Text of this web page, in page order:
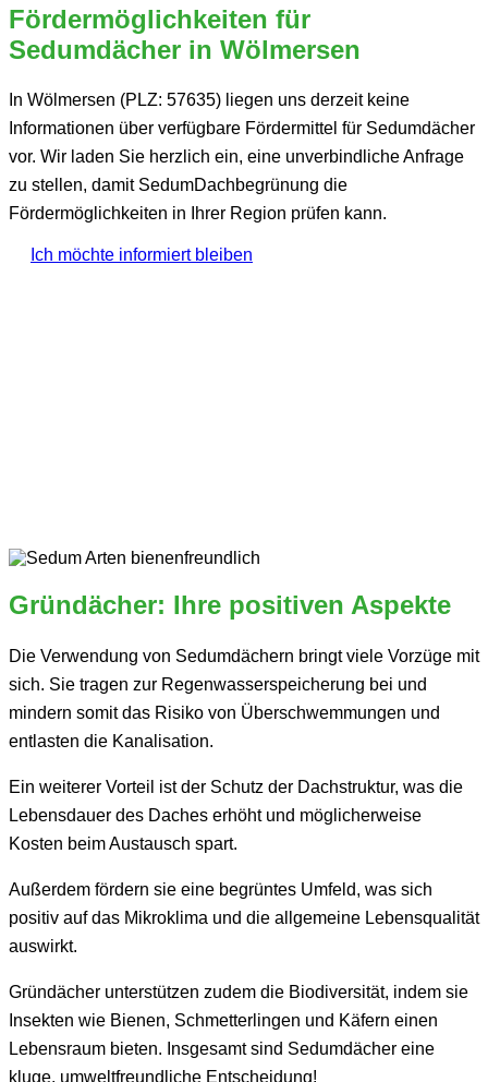
Fördermöglichkeiten für
Sedumdächer in Wölmersen
In Wölmersen (PLZ: 57635) liegen uns derzeit keine
Informationen über verfügbare Fördermittel für Sedumdächer
vor. Wir laden Sie herzlich ein, eine unverbindliche Anfrage
zu stellen, damit SedumDachbegrünung die
Fördermöglichkeiten in Ihrer Region prüfen kann.
Ich möchte informiert bleiben
Gründächer: Ihre positiven Aspekte
Die Verwendung von Sedumdächern bringt viele Vorzüge mit
sich. Sie tragen zur Regenwasserspeicherung bei und
mindern somit das Risiko von Überschwemmungen und
entlasten die Kanalisation.
Ein weiterer Vorteil ist der Schutz der Dachstruktur, was die
Lebensdauer des Daches erhöht und möglicherweise
Kosten beim Austausch spart.
Außerdem fördern sie eine begrüntes Umfeld, was sich
positiv auf das Mikroklima und die allgemeine Lebensqualität
auswirkt.
Gründächer unterstützen zudem die Biodiversität, indem sie
Insekten wie Bienen, Schmetterlingen und Käfern einen
Lebensraum bieten. Insgesamt sind Sedumdächer eine
kluge, umweltfreundliche Entscheidung!